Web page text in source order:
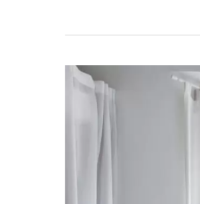
Modern
dan
Ukuran
Jendelanya